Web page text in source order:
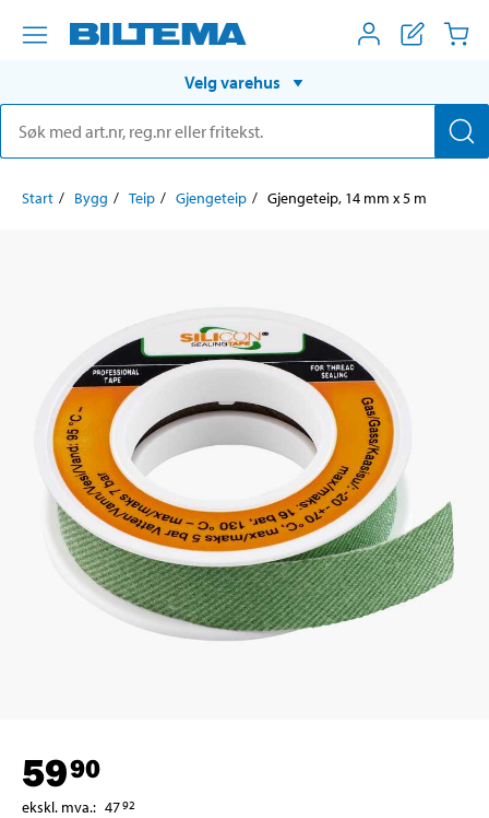
Velg varehus
Start Bygg Teip Gjengeteip Gjengeteip, 14 mm x 5 m
5990
ekskl. mva.: 4792